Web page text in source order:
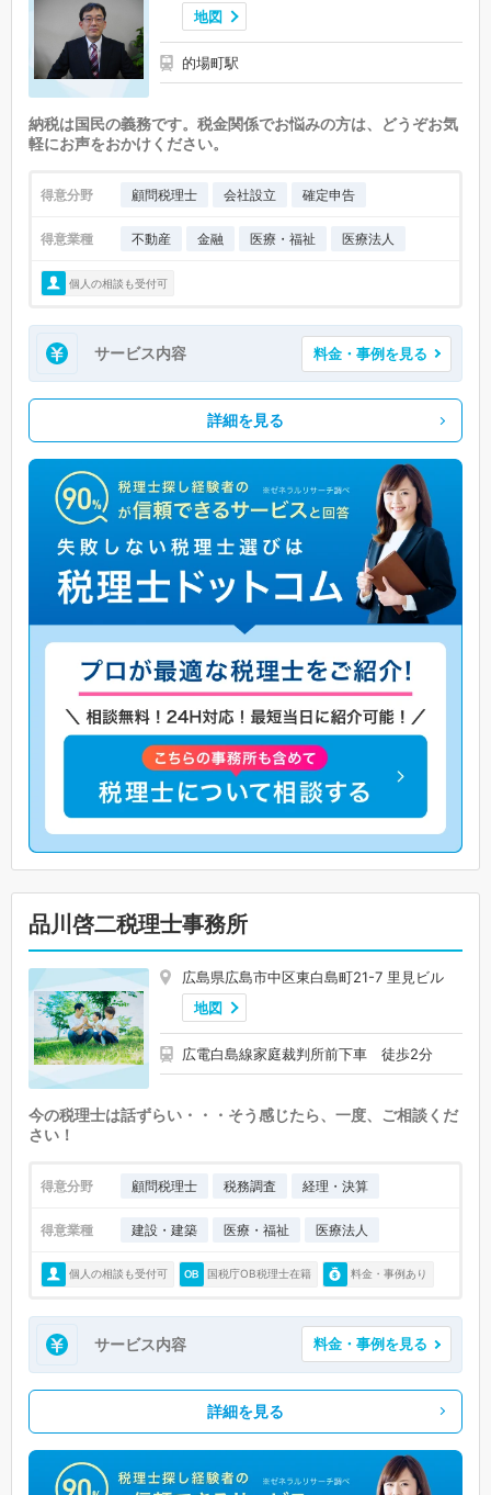
地図
的場町駅
納税は国民の義務です。税金関係でお悩みの方は、どうぞお気
軽にお声をおかけください。
得意分野 顧問税理士 会社設立 確定申告
得意業種 不動産 金融 医療・福祉 医療法人
個人の相談も受付可
サービス内容 料金・事例を見る
詳細を見る
品川啓二税理士事務所
広島県広島市中区東白島町21-7 里見ビル
地図
広電白島線家庭裁判所前下車 徒歩2分
今の税理士は話ずらい・・・そう感じたら、一度、ご相談くだ
さい！
得意分野 顧問税理士 税務調査 経理・決算
得意業種 建設・建築 医療・福祉 医療法人
個人の相談も受付可 国税庁OB税理士在籍 料金・事例あり
サービス内容 料金・事例を見る
詳細を見る